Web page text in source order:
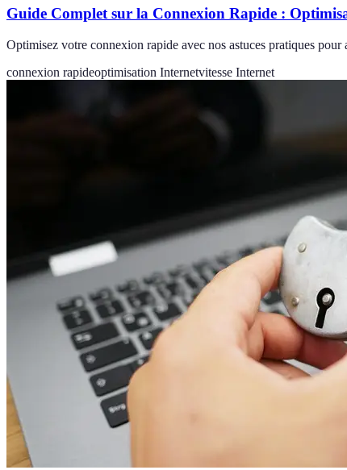
Guide Complet sur la Connexion Rapide :
Optimisez votre connexion rapide avec nos astuces pratiques
connexion rapideoptimisation Internetvitesse Internet